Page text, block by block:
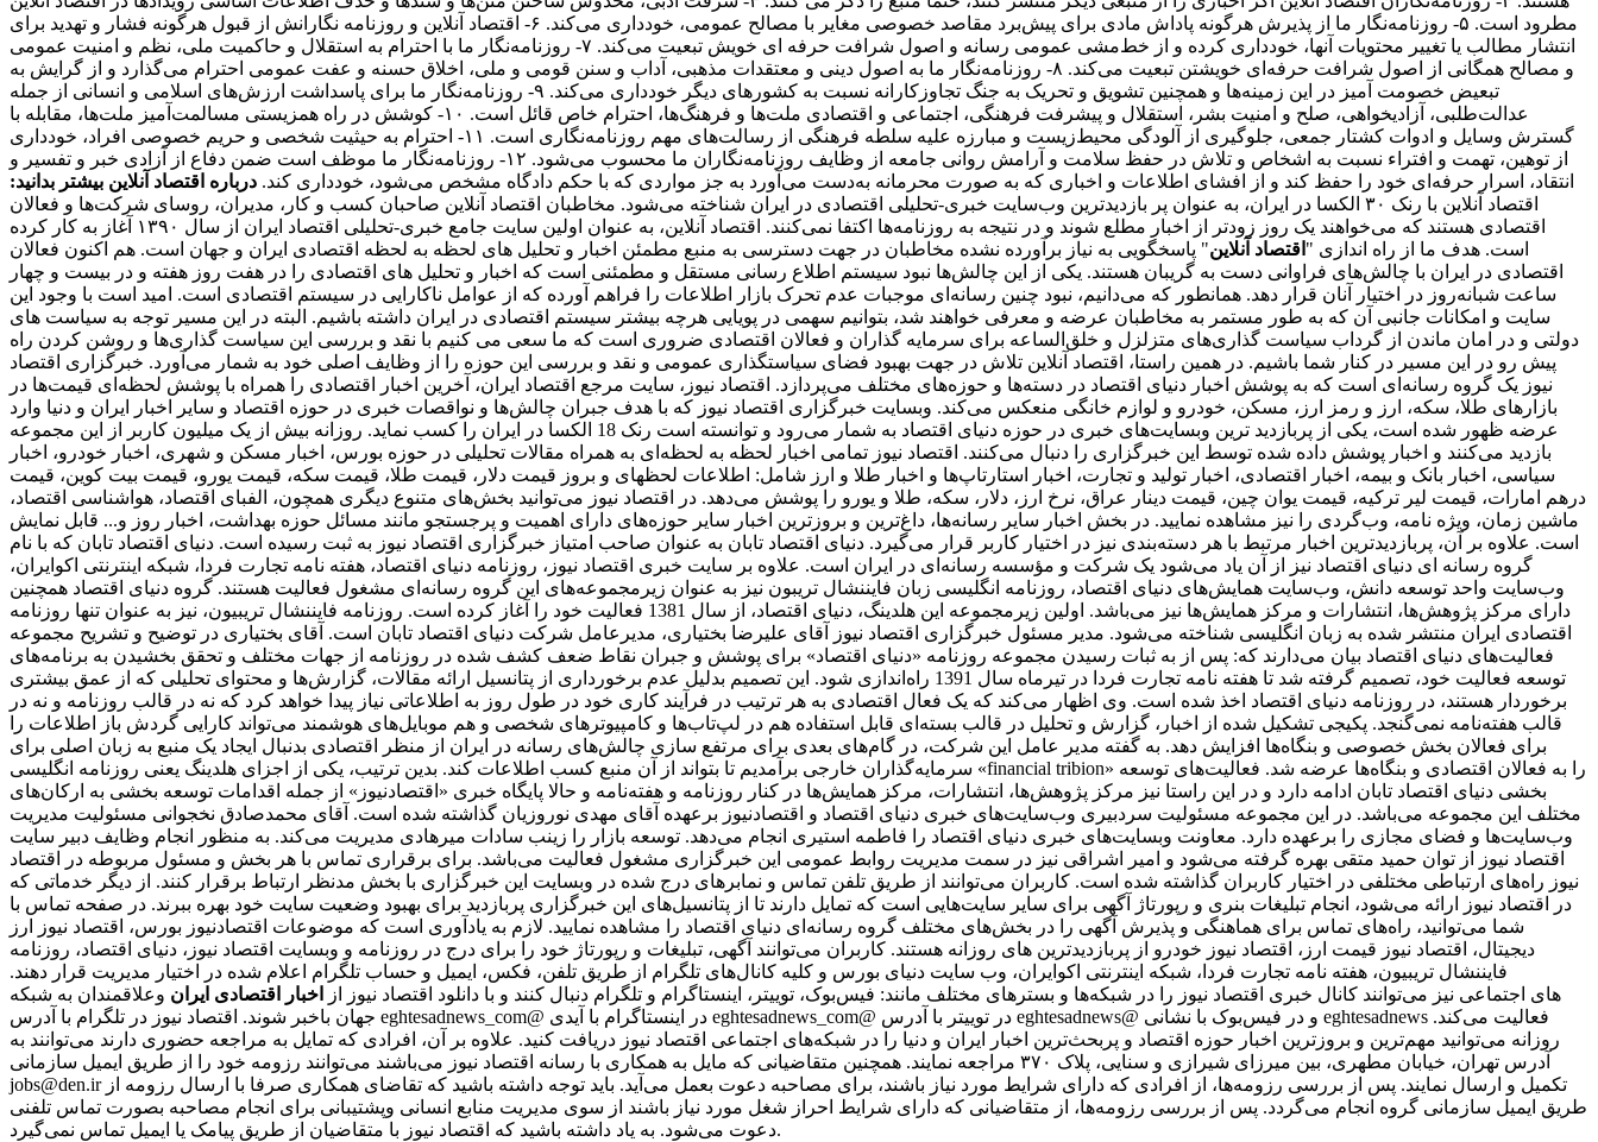
مطرود است. ۵- روزنامه‌نگار ما از پذیرش هرگونه پاداش مادی برای پیش‌برد مقاصد خصوصی مغایر با مصالح عمومی، خودداری می‌کند. ۶- اقتصاد آنلاین و روزنامه نگارانش از قبول هرگونه فشار و تهدید برای
انتشار مطالب یا تغییر محتویات آنها، خودداری کرده و از خط‌مشی عمومی رسانه و اصول شرافت حرفه ای خویش تبعیت می‌کند. ۷- روزنامه‌نگار ما با احترام به استقلال و حاکمیت ملی، نظم و امنیت عمومی
و مصالح همگانی از اصول شرافت حرفه‌ای خویشتن تبعیت می‌کند. ۸- روزنامه‌نگار ما به اصول دینی و معتقدات مذهبی، آداب و سنن قومی و ملی، اخلاق حسنه و عفت عمومی احترام می‌گذارد و از گرایش به
تبعیض خصومت آمیز در این زمینه‌ها و همچنین تشویق و تحریک به جنگ تجاوزکارانه نسبت به کشورهای دیگر خودداری می‌کند. ۹- روزنامه‌نگار ما برای پاسداشت ارزش‌های اسلامی و انسانی از جمله
عدالت‌طلبی، آزادیخواهی، صلح و امنیت بشر، استقلال و پیشرفت فرهنگی، اجتماعی و اقتصادی ملت‌ها و فرهنگ‌ها، احترام خاص قائل است. ۱۰- کوشش در راه همزیستی مسالمت‌آمیز ملت‌ها، مقابله با
گسترش وسایل و ادوات کشتار جمعی، جلوگیری از آلودگی محیط‌زیست و مبارزه علیه سلطه فرهنگی از رسالت‌های مهم روزنامه‌نگاری است. ۱۱- احترام به حیثیت شخصی و حریم خصوصی افراد، خودداری
از توهین، تهمت و افتراء نسبت به اشخاص و تلاش در حفظ سلامت و آرامش روانی جامعه از وظایف روزنامه‌نگاران ما محسوب می‌شود. ۱۲- روزنامه‌نگار ما موظف است ضمن دفاع از آزادی خبر و تفسیر و
انتقاد، اسرار حرفه‌ای خود را حفظ کند و از افشای اطلاعات و اخباری که به صورت محرمانه به‌دست می‌آورد به جز مواردی که با حکم دادگاه مشخص می‌شود، خودداری کند. درباره اقتصاد آنلاین بیشتر بدانید:
اقتصاد آنلاین با رنک ۳۰ الکسا در ایران، به عنوان پر بازدیدترین وب‌سایت خبری-تحلیلی اقتصادی در ایران شناخته می‌شود. مخاطبان اقتصاد آنلاین صاحبان کسب و کار، مدیران، روسای شرکت‌ها و فعالان
اقتصادی هستند که می‌خواهند یک روز زودتر از اخبار مطلع شوند و در نتیجه به روزنامه‌ها اکتفا نمی‌کنند. اقتصاد آنلاین، به عنوان اولین سایت جامع خبری-تحلیلی اقتصاد ایران از سال ۱۳۹۰ آغاز به کار کرده
است. هدف ما از راه اندازی " اقتصاد آنلاین" پاسخگویی به نیاز برآورده نشده مخاطبان در جهت دسترسی به منبع مطمئن اخبار و تحلیل های لحظه به لحظه اقتصادی ایران و جهان است. هم اکنون فعالان
اقتصادی در ایران با چالش‌های فراوانی دست به گریبان هستند. یکی از این چالش‌ها نبود سیستم اطلاع رسانی مستقل و مطمئنی است که اخبار و تحلیل های اقتصادی را در هفت روز هفته و در بیست و چهار
ساعت شبانه‌روز در اختیار آنان قرار دهد. همانطور که می‌دانیم، نبود چنین رسانه‌ای موجبات عدم تحرک بازار اطلاعات را فراهم آورده که از عوامل ناکارایی در سیستم اقتصادی است. امید است با وجود این
سایت و امکانات جانبی آن که به طور مستمر به مخاطبان عرضه و معرفی خواهند شد، بتوانیم سهمی در پویایی هرچه بیشتر سیستم اقتصادی در ایران داشته باشیم. البته در این مسیر توجه به سیاست های
دولتی و در امان ماندن از گرداب سیاست گذاری‌های متزلزل و خلق‌الساعه برای سرمایه گذاران و فعالان اقتصادی ضروری است که ما سعی می کنیم با نقد و بررسی این سیاست گذاری‌ها و روشن کردن راه
پیش رو در این مسیر در کنار شما باشیم. در همین راستا، اقتصاد آنلاین تلاش در جهت بهبود فضای سیاستگذاری عمومی و نقد و بررسی این حوزه را از وظایف اصلی خود به شمار می‌آورد. خبرگزاری اقتصاد
نیوز یک گروه رسانه‌ای است که به پوشش اخبار دنیای اقتصاد در دسته‌ها و حوزه‌های مختلف می‌پردازد. اقتصاد نیوز، سایت مرجع اقتصاد ایران، آخرین اخبار اقتصادی را همراه با پوشش لحظه‌ای قیمت‌ها در
بازارهای طلا، سکه، ارز و رمز ارز، مسکن، خودرو و لوازم خانگی منعکس می‌کند. وبسایت خبرگزاری اقتصاد نیوز که با هدف جبران چالش‌ها و نواقصات خبری در حوزه اقتصاد و سایر اخبار ایران و دنیا وارد
عرضه ظهور شده است، یکی از پربازدید ترین وبسایت‌های خبری در حوزه دنیای اقتصاد به شمار می‌رود و توانسته است رنک 18 الکسا در ایران را کسب نماید. روزانه بیش از یک میلیون کاربر از این مجموعه
بازدید می‌کنند و اخبار پوشش داده شده توسط این خبرگزاری را دنبال می‌کنند. اقتصاد نیوز تمامی اخبار لحظه به لحظه‌ای به همراه مقالات تحلیلی در حوزه بورس، اخبار مسکن و شهری، اخبار خودرو، اخبار
سیاسی، اخبار بانک و بیمه، اخبار اقتصادی، اخبار تولید و تجارت، اخبار استارتاپ‌ها و اخبار طلا و ارز شامل: اطلاعات لحظهای و بروز قیمت دلار، قیمت طلا، قیمت سکه، قیمت یورو، قیمت بیت کوین، قیمت
درهم امارات، قیمت لیر ترکیه، قیمت یوان چین، قیمت دینار عراق، نرخ ارز، دلار، سکه، طلا و یورو را پوشش می‌دهد. در اقتصاد نیوز می‌توانید بخش‌های متنوع دیگری همچون، الفبای اقتصاد، هواشناسی اقتصاد،
ماشین زمان، ویژه نامه، وب‌گردی را نیز مشاهده نمایید. در بخش اخبار سایر رسانه‌ها، داغ‌ترین و بروزترین اخبار سایر حوزه‌های دارای اهمیت و پرجستجو مانند مسائل حوزه بهداشت، اخبار روز و... قابل نمایش
است. علاوه بر آن، پربازدیدترین اخبار مرتبط با هر دسته‌بندی نیز در اختیار کاربر قرار می‌گیرد. دنیای اقتصاد تابان به عنوان صاحب امتیاز خبرگزاری اقتصاد نیوز به ثبت رسیده است. دنیای اقتصاد تابان که با نام
گروه رسانه ای دنیای اقتصاد نیز از آن یاد می‌شود یک شرکت و مؤسسه رسانه‌ای در ایران است. علاوه بر سایت خبری اقتصاد نیوز، روزنامه دنیای اقتصاد، هفته ‌نامه تجارت فردا، شبکه اینترنتی اکوایران،
وب‌سایت واحد توسعه دانش، وب‌سایت همایش‌های دنیای اقتصاد، روزنامه انگلیسی ‌زبان فایننشال تریبون نیز به عنوان زیرمجموعه‌های این گروه رسانه‌ای مشغول فعالیت هستند. گروه دنیای اقتصاد همچنین
دارای مرکز پژوهش‌ها، انتشارات و مرکز همایش‌ها نیز می‌باشد. اولین زیرمجموعه این هلدینگ، دنیای اقتصاد، از سال 1381 فعالیت خود را آغاز کرده است. روزنامه فایننشال تریبیون، نیز به عنوان تنها روزنامه
اقتصادی ایران منتشر شده به زبان انگلیسی شناخته می‌شود. مدیر مسئول خبرگزاری اقتصاد نیوز آقای علیرضا بختیاری، مدیرعامل شرکت دنیای اقتصاد تابان است. آقای بختیاری در توضیح و تشریح مجموعه
فعالیت‌های دنیای اقتصاد بیان می‌دارند که: پس از به ثبات رسیدن مجموعه روزنامه «دنیای اقتصاد» برای پوشش و جبران نقاط ضعف کشف شده در روزنامه از جهات مختلف و تحقق بخشیدن به برنامه‌های
توسعه فعالیت خود، تصمیم گرفته شد تا هفته نامه تجارت فردا در تیرماه سال 1391 راه‌اندازی شود. این تصمیم بدلیل عدم برخورداری از پتانسیل ارائه مقالات، گزارش‌ها و محتوای تحلیلی که از عمق بیشتری
برخوردار هستند، در روزنامه دنیای اقتصاد اخذ شده است. وی اظهار می‌کند که یک فعال اقتصادی به هر ترتیب در فرآیند کاری خود در طول روز به اطلاعاتی نیاز پیدا خواهد کرد که نه در قالب روزنامه و نه در
قالب هفته‌نامه نمی‌گنجد. پکیجی تشکیل شده از اخبار، گزارش و تحلیل در قالب بسته‌ای قابل استفاده هم در لپ‌تاب‌ها و کامپیوترهای شخصی و هم موبایل‌های هوشمند می‌تواند کارایی گردش باز اطلاعات را
برای فعالان بخش خصوصی و بنگاه‌ها افزایش دهد. به گفته مدیر عامل این شرکت، در گام‌های بعدی برای مرتفع سازی چالش‌های رسانه در ایران از منظر اقتصادی بدنبال ایجاد یک منبع به زبان اصلی برای
سرمایه‌گذاران خارجی برآمدیم تا بتواند از آن منبع کسب اطلاعات کند. بدین ترتیب، یکی از اجزای هلدینگ یعنی روزنامه انگلیسی «financial tribion» را به فعالان اقتصادی و بنگاه‌ها عرضه شد. فعالیت‌های توسعه
بخشی دنیای اقتصاد تابان ادامه دارد و در این راستا نیز مرکز پژوهش‌ها، انتشارات، مرکز همایش‌ها در کنار روزنامه و هفته‌نامه و حالا پایگاه خبری «اقتصادنیوز» از جمله اقدامات توسعه بخشی به ارکان‌های
مختلف این مجموعه می‌باشد. در این مجموعه مسئولیت سردبیری وب‌سایت‌های خبری دنیای اقتصاد و اقتصادنیوز برعهده آقای مهدی نوروزیان گذاشته شده است. آقای محمدصادق نخجوانی مسئولیت مدیریت
وب‌سایت‌ها و فضای مجازی را برعهده دارد. معاونت وبسایت‌های خبری دنیای اقتصاد را فاطمه استیری انجام می‌دهد. توسعه بازار را زینب سادات میرهادی مدیریت می‌کند. به منظور انجام وظایف دبیر سایت
اقتصاد نیوز از توان حمید متقی بهره گرفته می‌شود و امیر اشراقی نیز در سمت مدیریت روابط عمومی این خبرگزاری مشغول فعالیت می‌باشد. برای برقراری تماس با هر بخش و مسئول مربوطه در اقتصاد
نیوز راه‌های ارتباطی مختلفی در اختیار کاربران گذاشته شده است. کاربران می‌توانند از طریق تلفن تماس و نمابرهای درج شده در وبسایت این خبرگزاری با بخش مدنظر ارتباط برقرار کنند. از دیگر خدماتی که
در اقتصاد نیوز ارائه می‌شود، انجام تبلیغات بنری و رپورتاژ آگهی برای سایر سایت‌هایی است که تمایل دارند تا از پتانسیل‌های این خبرگزاری پربازدید برای بهبود وضعیت سایت خود بهره ببرند. در صفحه تماس با
شما می‌توانید، راه‌های تماس برای هماهنگی و پذیرش آگهی را در بخش‌های مختلف گروه رسانه‌ای دنیای اقتصاد را مشاهده نمایید. لازم به یادآوری است که موضوعات اقتصادنیوز بورس، اقتصاد نیوز ارز
دیجیتال، اقتصاد نیوز قیمت ارز، اقتصاد نیوز خودرو از پربازدیدترین های روزانه هستند. کاربران می‌توانند آگهی، تبلیغات و رپورتاژ خود را برای درج در روزنامه و وبسایت اقتصاد نیوز، دنیای اقتصاد، روزنامه
فایننشال تریبیون، هفته نامه تجارت فردا، شبکه اینترنتی اکوایران، وب سایت دنیای بورس و کلیه کانال‌های تلگرام از طریق تلفن، فکس، ایمیل و حساب تلگرام اعلام شده در اختیار مدیریت قرار دهند.
علاقمندان به شبکه‎‌های اجتماعی نیز می‌توانند کانال خبری اقتصاد نیوز را در شبکه‌ها و بسترهای مختلف مانند: فیس‌بوک، توییتر، اینستاگرام و تلگرام دنبال کنند و با دانلود اقتصاد نیوز از
اخبار اقتصادی ایران و
جهان باخبر شوند. اقتصاد نیوز در تلگرام با آدرس eghtesadnews_com@ در اینستاگرام با آیدی eghtesadnews_com@ در توییتر با آدرس eghtesadnews@ و در فیس‌بوک با نشانی eghtesadnews فعالیت می‌کند.
روزانه می‌توانید مهم‌ترین و بروزترین اخبار حوزه اقتصاد و پربحث‌ترین اخبار ایران و دنیا را در شبکه‌های اجتماعی اقتصاد نیوز دریافت کنید. علاوه بر آن، افرادی که تمایل به مراجعه حضوری دارند می‌توانند به
آدرس تهران، خیابان مطهری، بین میرزای شیرازی و سنایی، پلاک ۳۷۰ مراجعه نمایند. همچنین متقاضیانی که مایل به همکاری با رسانه‌ اقتصاد نیوز می‌باشند می‌توانند رزومه خود را از طریق ایمیل سازمانی
jobs@den.ir تکمیل و ارسال نمایند. پس از بررسی رزومه‌ها، از افرادی که دارای شرایط مورد نیاز باشند، برای مصاحبه دعوت بعمل می‌آید. باید توجه داشته باشید که تقاضای همکاری صرفا با ارسال رزومه از
طریق ایمیل سازمانی گروه انجام می‌گردد. پس از بررسی رزومه‌ها، از متقاضیانی که دارای شرایط احراز شغل مورد نیاز باشند از سوی مدیریت منابع انسانی وپشتیبانی برای انجام مصاحبه بصورت تماس تلفنی
دعوت می‌شود. به یاد داشته باشید که اقتصاد نیوز با متقاضیان از طریق پیامک یا ایمیل تماس نمی‌گیرد.